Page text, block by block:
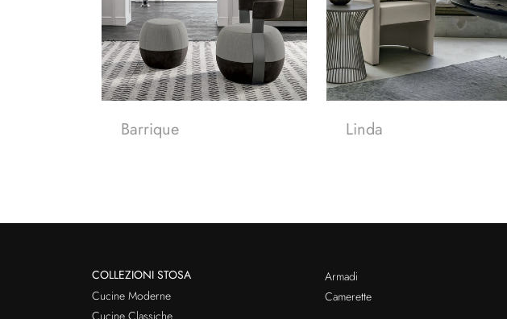
Barrique Linda
COLLEZIONI STOSA
Cucine Moderne
Cucine Classiche
Armadi
Camerette